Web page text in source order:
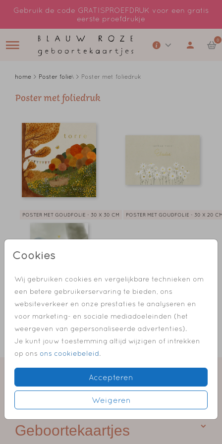
Gebruik de code GRATISPROEFDRUK voor een gratis
eerste proefdrukje
0
Cookies
Wij gebruiken cookies en vergelijkbare technieken om
een betere gebruikerservaring te bieden, ons
websiteverkeer en onze prestaties te analyseren en
voor marketing- en sociale mediadoeleinden (het
weergeven van gepersonaliseerde advertenties).
Je kunt jouw toestemming altijd wijzigen of intrekken
op ons ons cookiebeleid.
Accepteren
Weigeren
home > Poster folie\ > Poster met foliedruk
Poster met foliedruk
POSTER MET GOUDFOLIE - 30 X 30 CM POSTER MET GOUDFOLIE - 30 X 20
POSTER MET FOLIEDRUK - 20 X 30 CM
Geboortekaartjes